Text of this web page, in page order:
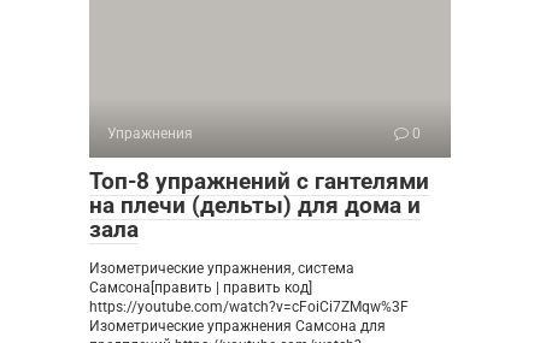
Упражнения 0
Топ-8 упражнений с гантелями
на плечи (дельты) для дома и
зала
Изометрические упражнения, система
Самсона[править | править код]
https://youtube.com/watch?v=cFoiCi7ZMqw%3F
Изометрические упражнения Самсона для